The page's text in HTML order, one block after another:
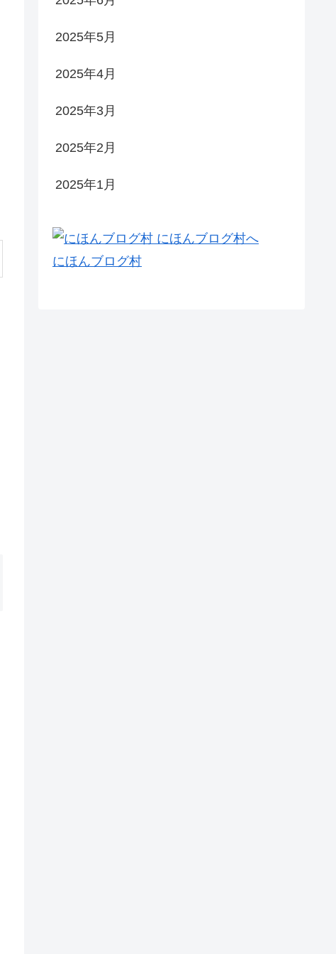
2025年5月
2025年4月
2025年3月
2025年2月
2025年1月
にほんブログ村